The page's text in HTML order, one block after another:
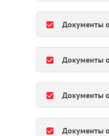
Документы
Документы
Документы
Документы